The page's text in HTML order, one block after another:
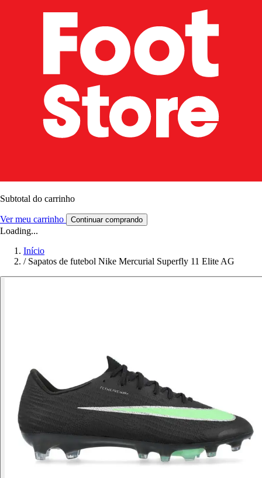
Subtotal do carrinho
Ver meu carrinho Continuar comprando
Loading...
Início
/ Sapatos de futebol Nike Mercurial Superfly 11 Elite AG